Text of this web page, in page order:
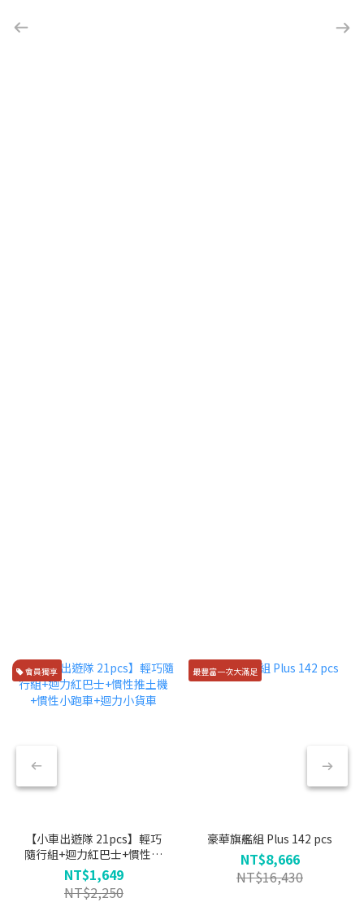
會員獨享
【小車出遊隊 21pcs】輕巧
隨行組+迴力紅巴士+慣性推
土機+慣性小跑車+迴力小貨
車
NT$1,649
NT$2,250
最豐富一次大滿足
豪華旗艦組 Plus 142 pcs
NT$8,666
NT$16,430